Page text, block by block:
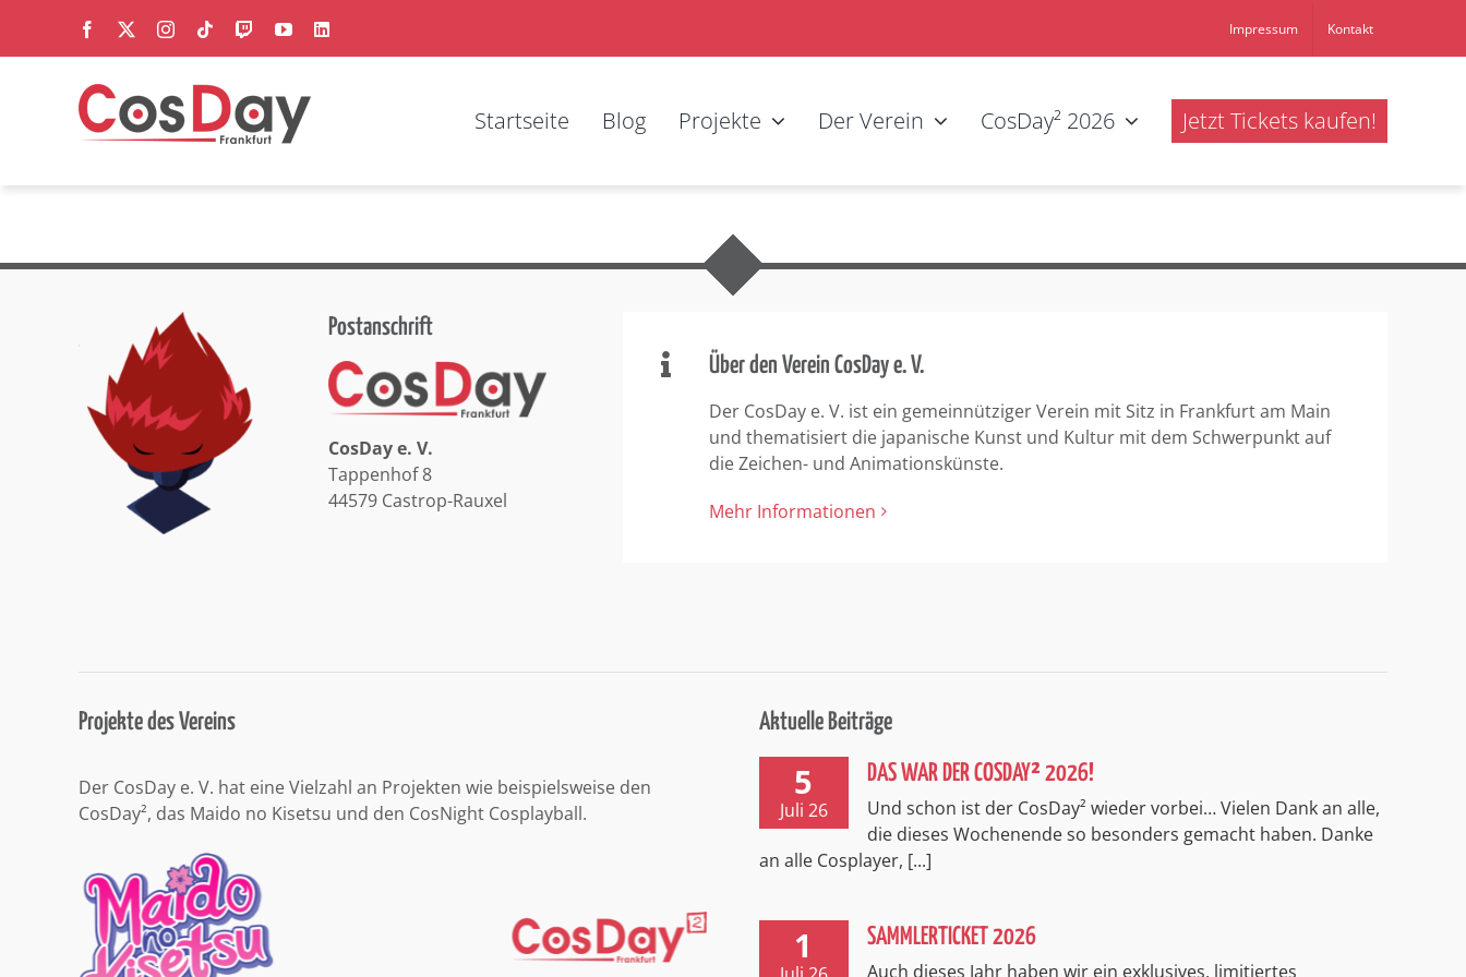
springen
Facebook Instagram
Tiktok TwitchYouTubeLinkedIn Impressum Kontakt
Startseite Blog Projekte Der Verein CosDay² 2026 Jetzt Tickets kaufen!
Postanschrift
CosDay e. V.
Tappenhof 8
44579 Castrop-Rauxel
Über den Verein CosDay e. V.
Der CosDay e. V. ist ein gemeinnütziger Verein mit Sitz in Frankfurt am Main
und thematisiert die japanische Kunst und Kultur mit dem Schwerpunkt auf
die Zeichen- und Animationskünste.
Mehr Informationen
Projekte des Vereins
Der CosDay e. V. hat eine Vielzahl an Projekten wie beispielsweise den
CosDay², das Maido no Kisetsu und den CosNight Cosplayball.
Aktuelle Beiträge
5
Juli 26
DAS WAR DER COSDAY² 2026!
Und schon ist der CosDay² wieder vorbei… Vielen Dank an alle,
die dieses Wochenende so besonders gemacht haben. Danke
an alle Cosplayer, [...]
1 SAMMLERTICKET 2026
Auch dieses Jahr haben wir ein exklusives, limitiertes